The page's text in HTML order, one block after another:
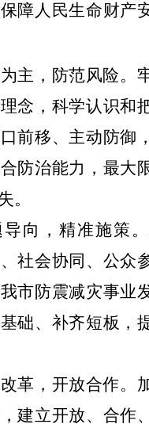
障人民生命财产
主，防范风险。
念，科学认识和
前移、 主动防御
防治能力，最大
。
向 ， 精准施策
社会协同、公众
市 防震减灾事业
础、 补齐短板，
革 ， 开放合作。
建立开放、合作